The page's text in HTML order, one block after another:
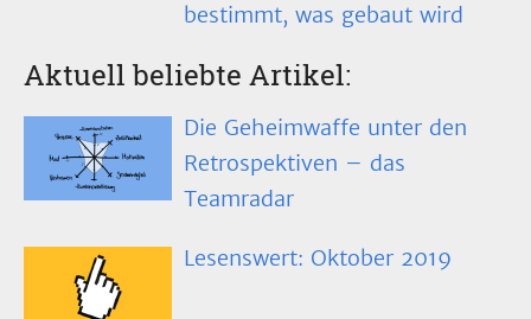
bestimmt, was gebaut wird
Aktuell beliebte Artikel:
Die Geheimwaffe unter den
Retrospektiven – das
Teamradar
Lesenswert: Oktober 2019